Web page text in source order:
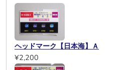
ヘッドマーク【日本海】Ａ
¥2,200